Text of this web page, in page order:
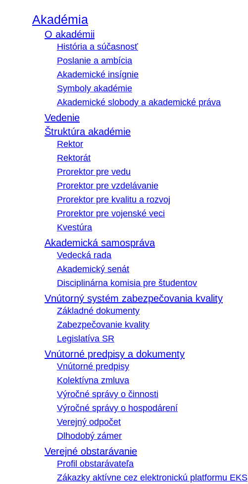
Akadémia
O akadémii
História a súčasnosť
Poslanie a ambícia
Akademické insígnie
Symboly akadémie
Akademické slobody a akademické práva
Vedenie
Štruktúra akadémie
Rektor
Rektorát
Prorektor pre vedu
Prorektor pre vzdelávanie
Prorektor pre kvalitu a rozvoj
Prorektor pre vojenské veci
Kvestúra
Akademická samospráva
Vedecká rada
Akademický senát
Disciplinárna komisia pre študentov
Vnútorný systém zabezpečovania kvality
Základné dokumenty
Zabezpečovanie kvality
Legislatíva SR
Vnútorné predpisy a dokumenty
Vnútorné predpisy
Kolektívna zmluva
Výročné správy o činnosti
Výročné správy o hospodárení
Verejný odpočet
Dlhodobý zámer
Verejné obstarávanie
Profil obstarávateľa
Zákazky aktívne cez elektronickú platformu EKS